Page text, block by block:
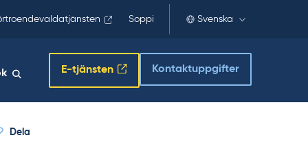
Soppi Svenska
E-tjänsten Kontaktuppgifter
Dela